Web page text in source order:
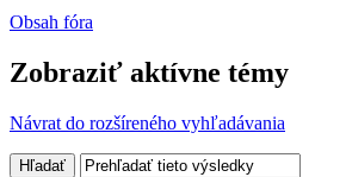
Obsah fóra
Zobraziť aktívne témy
Návrat do rozšíreného vyhľadávania